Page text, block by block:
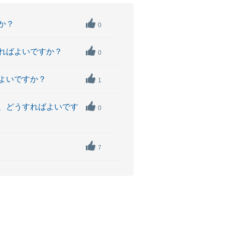
？ 0
ばよいですか？ 0
いですか？ 1
どうすればよいです 0
7